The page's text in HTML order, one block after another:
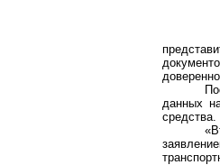
данных
средства.